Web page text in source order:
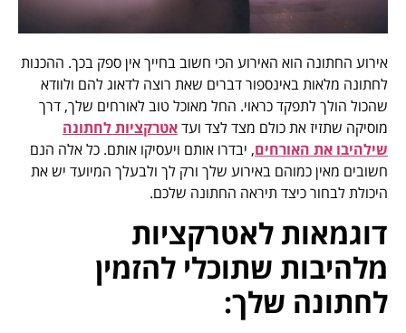
אירוע החתונה הוא האירוע הכי חשוב בחייך אין ספק בכך. ההכנות
לחתונה מלאות באינספור דברים שאת רוצה לדאוג להם ולוודא
שהכול הולך לתפקד כראוי. החל מאוכל טוב לאורחים שלך, דרך
מוסיקה שתזיז את כולם מצד לצד ועדאטרקציות לחתונה
שילהיבו את האורחים, יבדרו אותם ויעסיקו אותם. כל אלה הנם
חשובים מאין כמוהם באירוע שלך ורק לך ולבעלך המיועד יש את
היכולת לבחור כיצד תיראה החתונה שלכם.
דוגמאות לאטרקציות
מלהיבות שתוכלי להזמין
לחתונה שלך: